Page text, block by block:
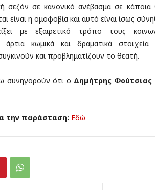
σεζόν σε κανονικό ανέβασμα σε
είναι η ομοφοβία και αυτό είναι ίσως
με εξαιρετικό τρόπο τους
άρτια κωμικά και δραματικά
και προβληματίζουν το θεατή.
συνηγορούν ότι ο Δημήτρης Φούτσιας
την παράσταση: Εδώ